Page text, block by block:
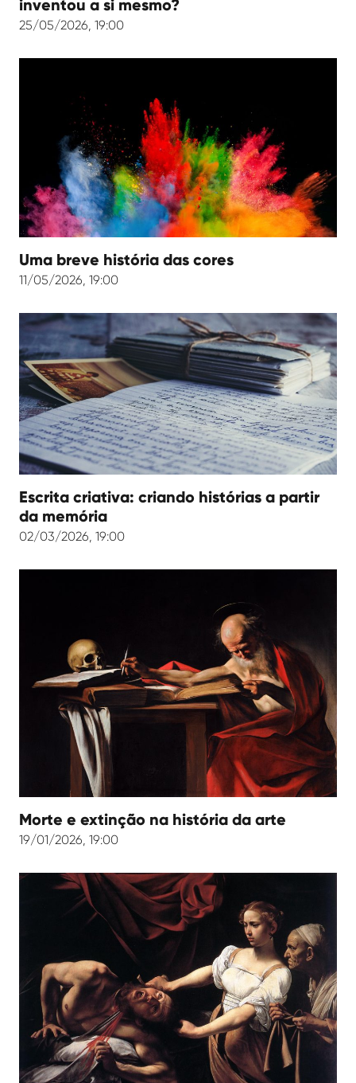
inventou a si mesmo?
25/05/2026, 19:00
Uma breve história das cores
11/05/2026, 19:00
Escrita criativa: criando histórias a partir
da memória
02/03/2026, 19:00
Morte e extinção na história da arte
19/01/2026, 19:00